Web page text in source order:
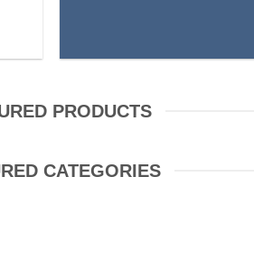
PRODUCTS
CATEGORIES